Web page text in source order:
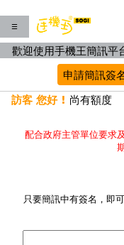
☰
歡迎使用手機王簡訊平
申請簡訊簽
訪客 您好 ! 尚有額度
配合政府主管單位要求
只要簡訊中有簽名，即